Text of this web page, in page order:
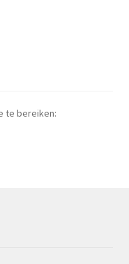
te bereiken: